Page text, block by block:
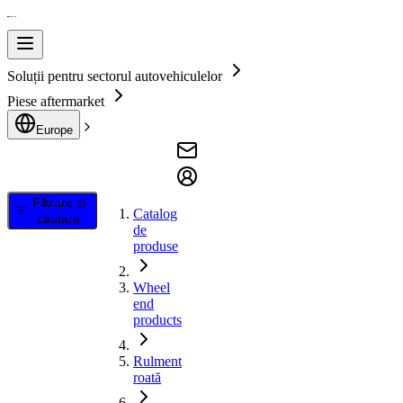
Soluții pentru sectorul autovehiculelor
Piese aftermarket
Europe
Filtrare și
căutare
Catalog
de
produse
Wheel
end
products
Rulment
roată